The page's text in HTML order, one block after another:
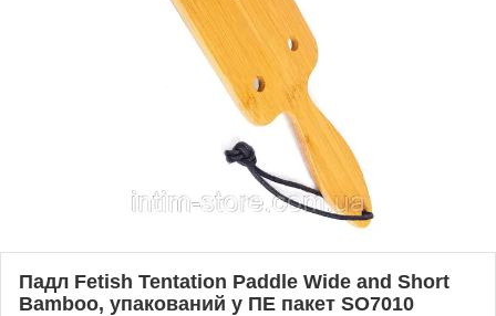
Падл Fetish Tentation Paddle Wide and Short
Bamboo, упакований у ПЕ пакет SO7010